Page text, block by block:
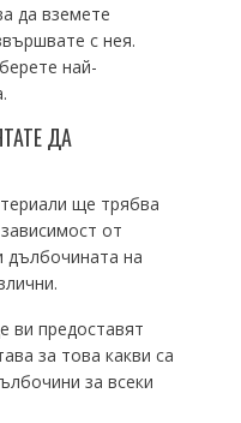
да вземете
с нея.
най-
ДА
ще трябва
от
дълбочината на
ви предоставят
за това какви са
за всеки